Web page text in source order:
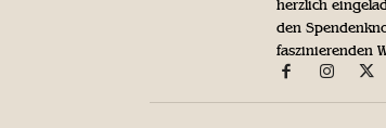
herzlich
den
faszinierenden